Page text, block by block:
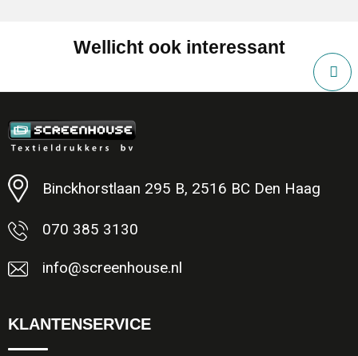
Wellicht ook interessant
Binckhorstlaan 295 B, 2516 BC Den Haag
070 385 3130
info@screenhouse.nl
KLANTENSERVICE